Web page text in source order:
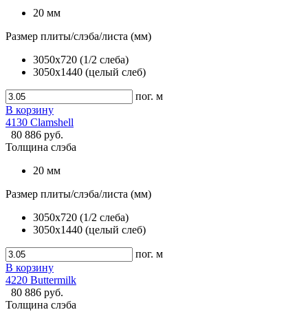
20 мм
Размер плиты/слэба/листа (мм)
3050x720 (1/2 слеба)
3050x1440 (целый слеб)
пог. м
В корзину
4130 Clamshell
80 886 руб.
Толщина слэба
20 мм
Размер плиты/слэба/листа (мм)
3050x720 (1/2 слеба)
3050x1440 (целый слеб)
пог. м
В корзину
4220 Buttermilk
80 886 руб.
Толщина слэба